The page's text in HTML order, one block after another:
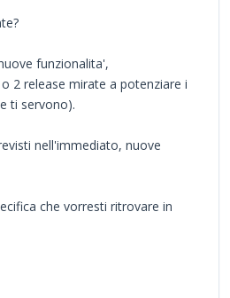
funzionalita',
2 release mirate a potenziare i
ti servono).
nell'immediato, nuove
che vorresti ritrovare in